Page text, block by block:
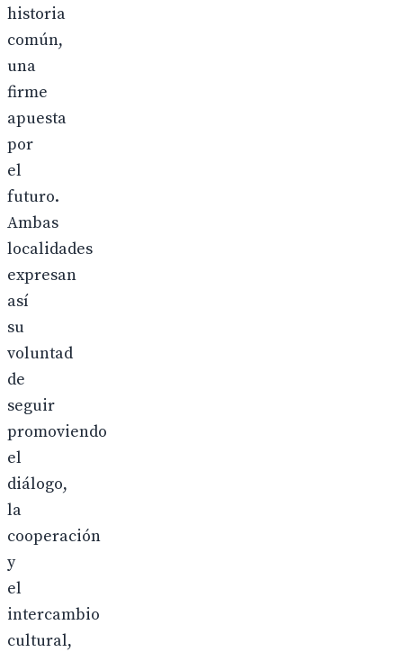
historia
común,
una
firme
apuesta
por
el
futuro.
Ambas
localidades
expresan
así
su
voluntad
de
seguir
promoviendo
el
diálogo,
la
cooperación
y
el
intercambio
cultural,